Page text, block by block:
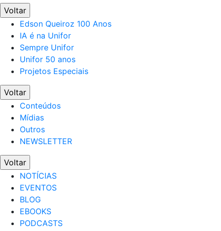
Voltar
Edson Queiroz 100 Anos
IA é na Unifor
Sempre Unifor
Unifor 50 anos
Projetos Especiais
Voltar
Conteúdos
Mídias
Outros
NEWSLETTER
Voltar
NOTÍCIAS
EVENTOS
BLOG
EBOOKS
PODCASTS